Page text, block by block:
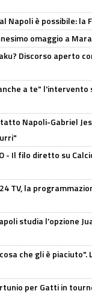
Napoli è possibile: la
omaggio a
Discorso aperto
a te" l'intervento
Napoli-Gabriel
- Il filo diretto su
TV, la
studia l’opzione
che gli è piaciuto".
per Gatti in